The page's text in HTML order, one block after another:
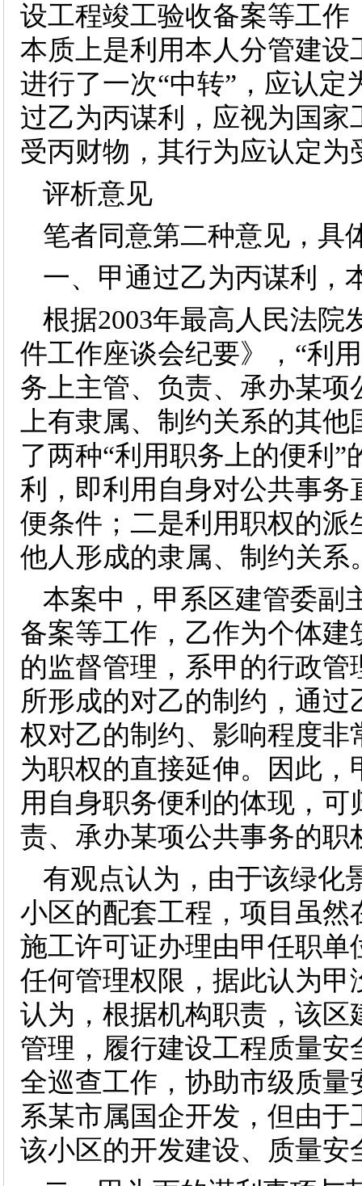
设工程竣工验收备案等工
本质上是利用本人分管建
进行了一次“中转”，应认定
过乙为丙谋利，应视为国
受丙财物，其行为应认定为
评析意见
笔者同意第二种意见，具
一、甲通过乙为丙谋利，
根据2003年最高人民法院
件工作座谈会纪要》，“利
务上主管、负责、承办某
上有隶属、制约关系的其
了两种“利用职务上的便利
利，即利用自身对公共事
便条件；二是利用职权的
他人形成的隶属、制约关系
本案中，甲系区建管委副
备案等工作，乙作为个体
的监督管理，系甲的行政
所形成的对乙的制约，通
权对乙的制约、影响程度
为职权的直接延伸。因此
用自身职务便利的体现，
责、承办某项公共事务的职
有观点认为，由于该绿化
小区的配套工程，项目虽
施工许可证办理由甲任职
任何管理权限，据此认为
认为，根据机构职责，该
管理，履行建设工程质量
全巡查工作，协助市级质
系某市属国企开发，但由
该小区的开发建设、质量安